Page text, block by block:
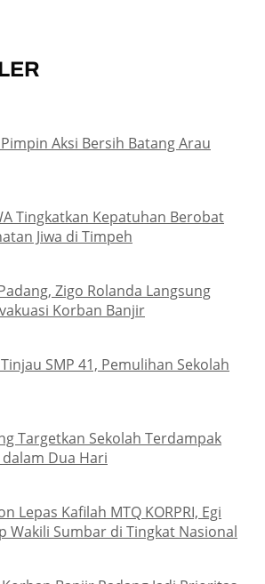
Aksi Bersih Batang Arau
Tingkatkan Kepatuhan Berobat
Jiwa di Timpeh
Zigo Rolanda Langsung
Korban Banjir
SMP 41, Pemulihan Sekolah
Targetkan Sekolah Terdampak
Dua Hari
Lepas Kafilah MTQ KORPRI, Egi
Wakili Sumbar di Tingkat Nasional